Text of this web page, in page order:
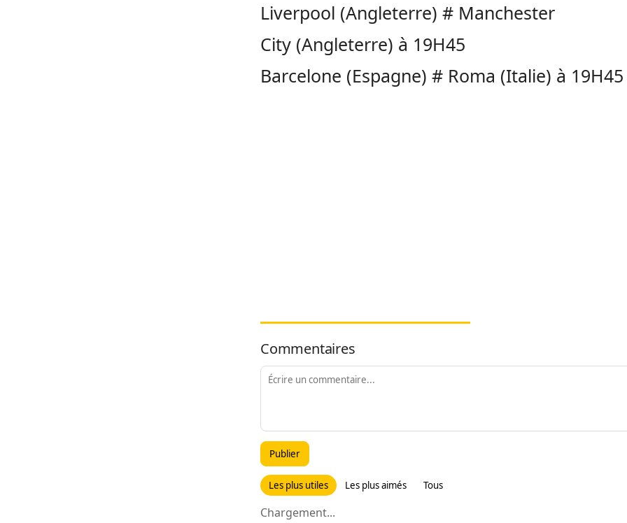
Liverpool (Angleterre) # Manchester
City (Angleterre) à 19H45
Barcelone (Espagne) # Roma (Italie) à 19H45
Commentaires
Publier
Les plus utiles Les plus aimés Tous
Chargement...